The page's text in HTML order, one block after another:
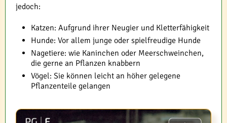
jedoch:
Katzen: Aufgrund ihrer Neugier und Kletterfähigkeit
Hunde: Vor allem junge oder spielfreudige Hunde
Nagetiere: wie Kaninchen oder Meerschweinchen,
die gerne an Pflanzen knabbern
Vögel: Sie können leicht an höher gelegene
Pflanzenteile gelangen